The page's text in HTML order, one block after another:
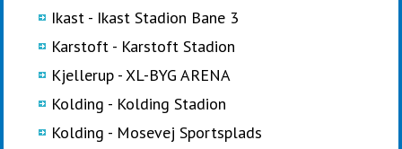
Ikast - Ikast Stadion Bane 3
Karstoft - Karstoft Stadion
Kjellerup - XL-BYG ARENA
Kolding - Kolding Stadion
Kolding - Mosevej Sportsplads